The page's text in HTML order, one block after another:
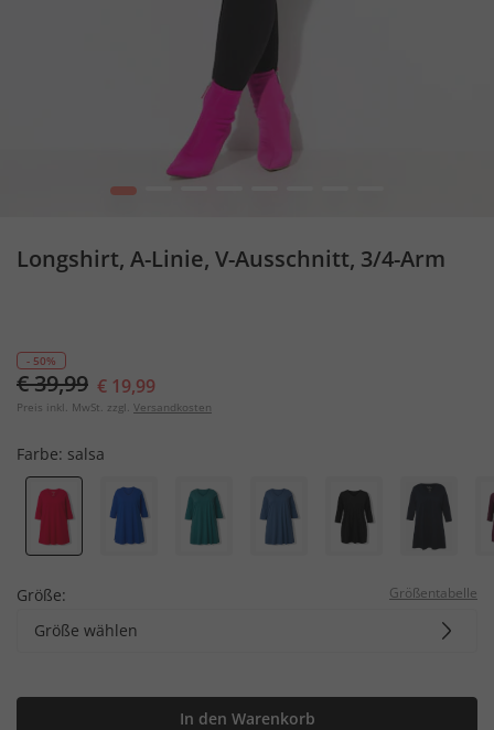
1
Longshirt, A-Linie, V-Ausschnitt, 3/4-Arm
- 50%
€ 39,99 € 19,99
Preis inkl. MwSt. zzgl. Versandkosten
Farbe: salsa
Größe: Größentabelle
Größe wählen
In den Warenkorb